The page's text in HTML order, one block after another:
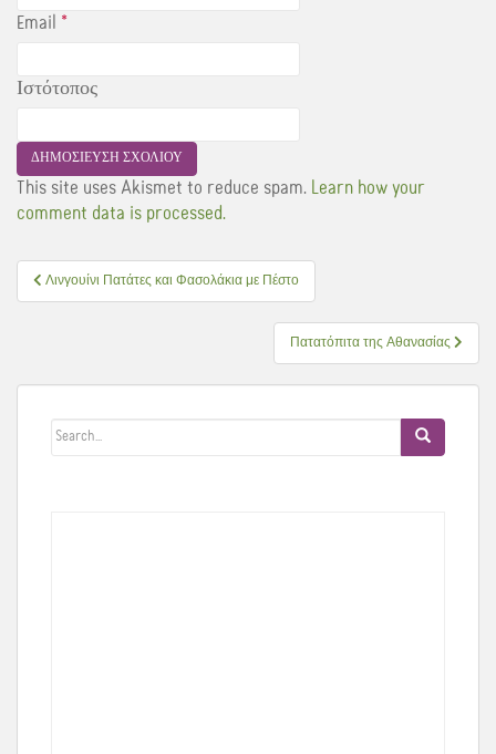
Email *
Ιστότοπος
This site uses Akismet to reduce spam. Learn how your
comment data is processed.
Πλοήγηση
άρθρων
Λινγουίνι Πατάτες και Φασολάκια με Πέστο
Πατατόπιτα της Αθανασίας